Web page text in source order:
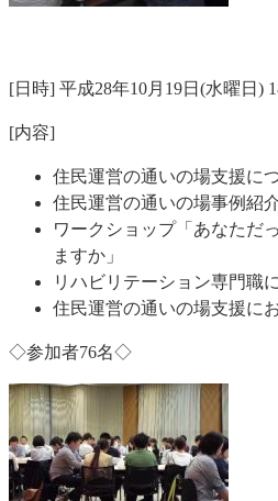
[日時] 平成28年10月19日(水曜日)
[内容]
住民運営の通いの場支援に
住民運営の通いの場事例紹
ワークショップ「あなただ
ますか」
リハビリテーション専門職
住民運営の通いの場支援に
◇参加者76名◇